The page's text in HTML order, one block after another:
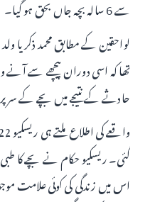
سے 6 سالہ بچہ جاں بحق ہو گیا۔
لواحقین کے مطابق محمد ذکریا
تھا کہ اسی دوران پیچھے سے آنے
حادثے کے نتیجے میں بچے کے
گئی۔ ریسکیو حکام نے بچے کا
اس میں زندگی کی کوئی علامت